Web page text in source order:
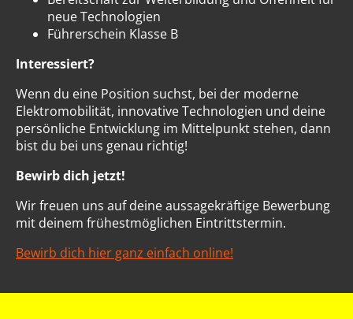
neue Technologien
Führerschein Klasse B
Interessiert?
Wenn du eine Position suchst, bei der moderne
Elektromobilität, innovative Technologien und deine
persönliche Entwicklung im Mittelpunkt stehen, dann
bist du bei uns genau richtig!
Bewirb dich jetzt!
Wir freuen uns auf deine aussagekräftige Bewerbung
mit deinem frühestmöglichen Eintrittstermin.
Bewirb dich hier ganz einfach online!